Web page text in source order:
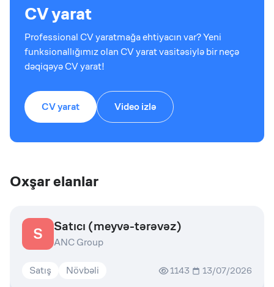
CV yarat
Professional CV yaratmağa ehtiyacın var? Yeni
funksionallığımız olan CV yarat vasitəsiylə bir neçə
dəqiqəyə CV yarat!
CV yarat Video izlə
Oxşar elanlar
S Satıcı (meyvə-tərəvəz)
ANC Group
Satış Növbəli 1143 13/07/2026